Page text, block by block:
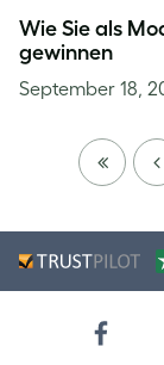
Wie Sie als
gewinnen
September 18,
FIRST
PAGE